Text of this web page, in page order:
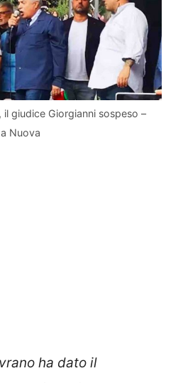
il giudice Giorgianni sospeso –
Nuova
ha dato il